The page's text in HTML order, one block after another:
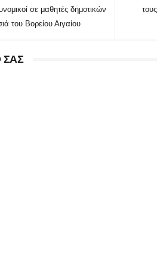
σε μαθητές δημοτικών
του Βορείου Αιγαίου
ΣΑΣ